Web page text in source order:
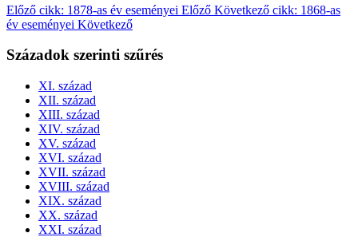
Előző cikk: 1878-as év eseményei Előző Következő cikk: 1868-as
év eseményei Következő
Századok szerinti szűrés
XI. század
XII. század
XIII. század
XIV. század
XV. század
XVI. század
XVII. század
XVIII. század
XIX. század
XX. század
XXI. század